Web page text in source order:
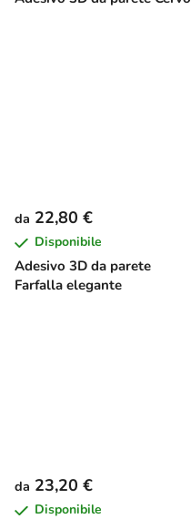
Adesivo 3D da parete
Farfalla elegante
da 22,80 €
Disponibile
da 23,20 €
Disponibile